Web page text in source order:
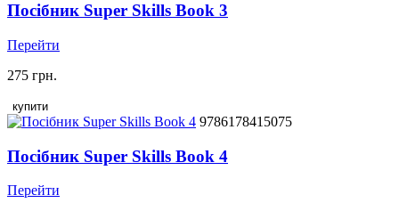
Посібник Super Skills Book 3
Перейти
275 грн.
купити
9786178415075
Посібник Super Skills Book 4
Перейти